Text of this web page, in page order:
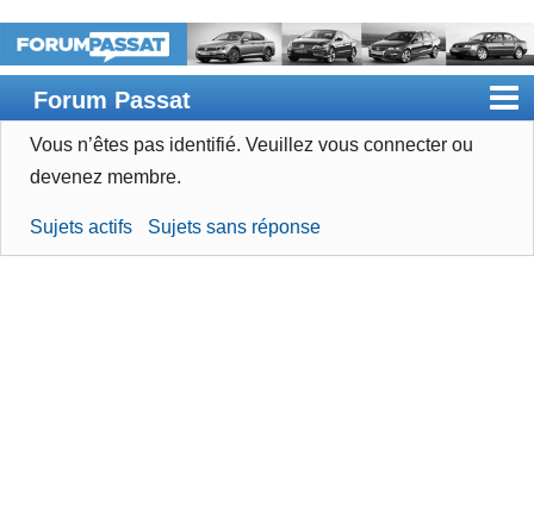
Forum Passat
Accueil
Devenir membre
Vous n’êtes pas identifié. Veuillez vous connecter ou
devenez membre.
Sujets actifs Sujets sans réponse